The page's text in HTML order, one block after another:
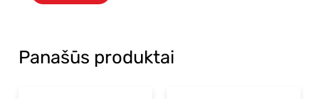
Panašūs produktai